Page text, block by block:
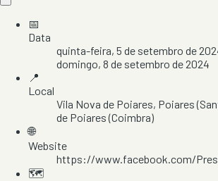
📅
Data
quinta-feira, 5 de setembro de
domingo, 8 de setembro de 2024
📍
Local
Vila Nova de Poiares, Poiares
de Poiares(Coimbra)
🌐
Website
https://www.facebook.com/
🗺️